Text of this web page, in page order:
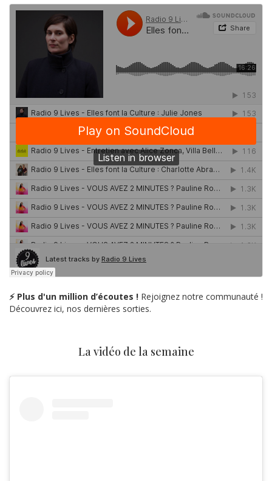
⚡ Plus d'un million d’écoutes ! Rejoignez notre communauté !
Découvrez ici, nos dernières sorties.
La vidéo de la semaine